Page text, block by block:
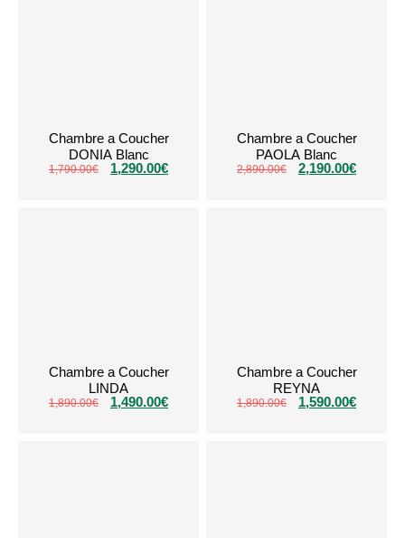
Chambre a Coucher
DONIA Blanc
1,790.00€ 1,290.00€
Chambre a Coucher
PAOLA Blanc
2,890.00€ 2,190.00€
Chambre a Coucher
LINDA
1,890.00€ 1,490.00€
Chambre a Coucher
REYNA
1,890.00€ 1,590.00€